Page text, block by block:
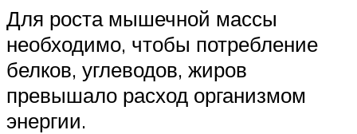
Для роста мышечной массы
необходимо, чтобы потребление
белков, углеводов, жиров
превышало расход организмом
энергии.